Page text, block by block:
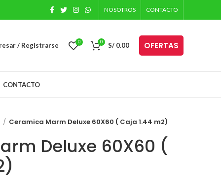
NOSOTROS CONTACTO
/ Registrarse 0 0 S/ 0.00 OFERTAS
CONTACTO
Ceramica Marm Deluxe 60X60 ( Caja 1.44 m2)
Deluxe 60X60 (